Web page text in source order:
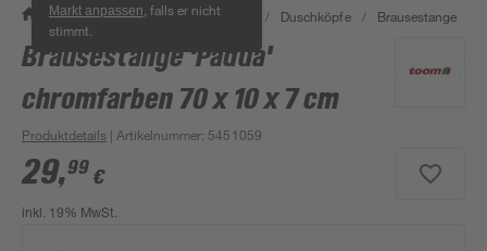
Markt anpassen , falls er nicht
stimmt.
/ Bad & Sanitär / Badarmaturen / Duschköpfe / Brausestange
Brausestange 'Padua'
chromfarben 70 x 10 x 7 cm
Produktdetails | Artikelnummer: 5451059
29,99 €
inkl. 19% MwSt.